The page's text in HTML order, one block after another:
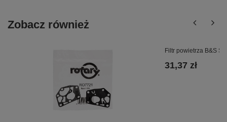
Zobacz również
Filtr powietrza B&S
31,37 zł